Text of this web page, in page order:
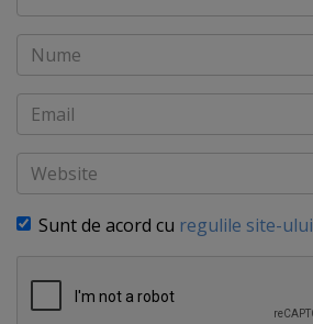
Nume
Email
Website
Sunt de acord cu regulile site-ului